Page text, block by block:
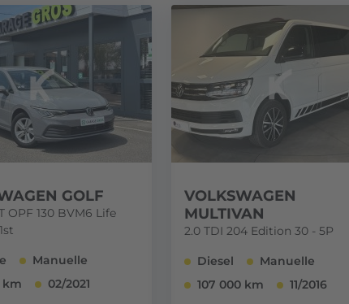
GOLF
OPF 130 BVM6 Life
Manuelle
km
02/2021
VOLKSWAGEN
MULTIVAN
2.0 TDI 204 Edition 30 - 5P
Diesel
Manuelle
107 000 km
11/2016